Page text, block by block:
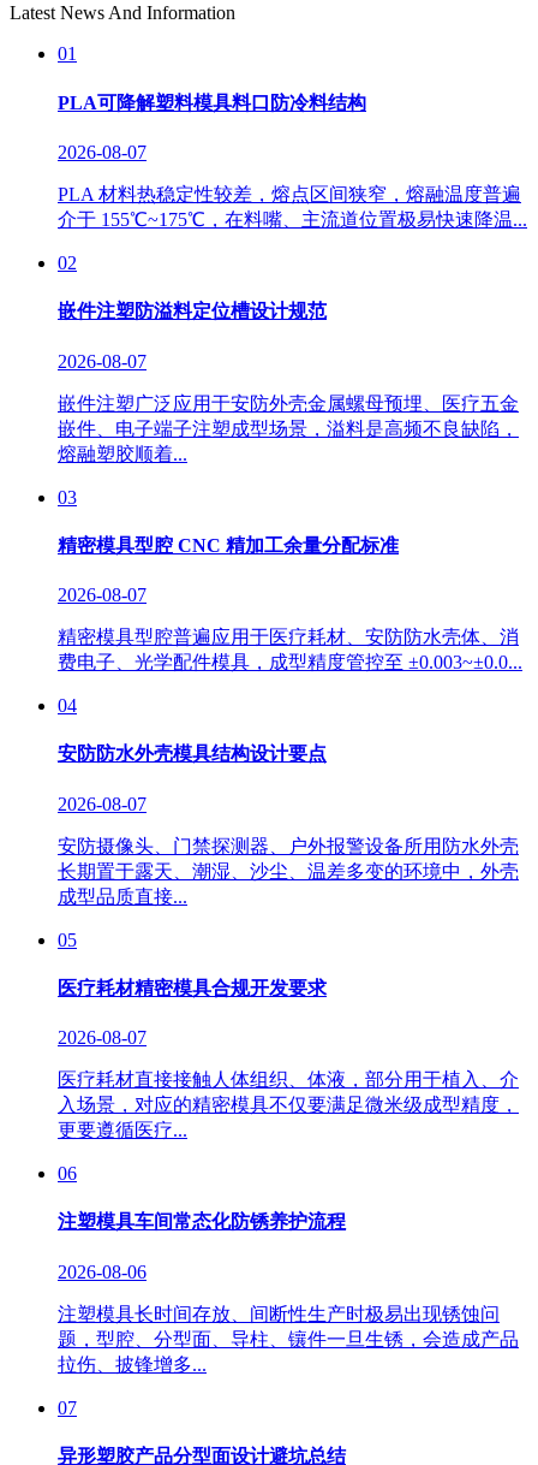
Latest News And Information
01
PLA可降解塑料模具料口防冷料结构
2026-08-07
PLA 材料热稳定性较差，熔点区间狭窄，熔融温度普遍
介于 155℃~175℃，在料嘴、主流道位置极易快速降温...
02
嵌件注塑防溢料定位槽设计规范
2026-08-07
嵌件注塑广泛应用于安防外壳金属螺母预埋、医疗五金
嵌件、电子端子注塑成型场景，溢料是高频不良缺陷，
熔融塑胶顺着...
03
精密模具型腔 CNC 精加工余量分配标准
2026-08-07
精密模具型腔普遍应用于医疗耗材、安防防水壳体、消
费电子、光学配件模具，成型精度管控至 ±0.003~±0.0...
04
安防防水外壳模具结构设计要点
2026-08-07
安防摄像头、门禁探测器、户外报警设备所用防水外壳
长期置于露天、潮湿、沙尘、温差多变的环境中，外壳
成型品质直接...
05
医疗耗材精密模具合规开发要求
2026-08-07
医疗耗材直接接触人体组织、体液，部分用于植入、介
入场景，对应的精密模具不仅要满足微米级成型精度，
更要遵循医疗...
06
注塑模具车间常态化防锈养护流程
2026-08-06
注塑模具长时间存放、间断性生产时极易出现锈蚀问
题，型腔、分型面、导柱、镶件一旦生锈，会造成产品
拉伤、披锋增多...
07
异形塑胶产品分型面设计避坑总结